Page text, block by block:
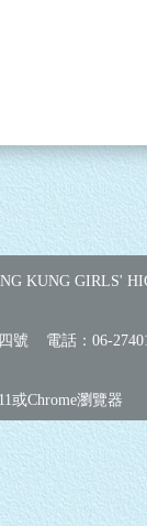
KUNG GIRLS'
四號 電話：06-
或Chrome瀏覽器